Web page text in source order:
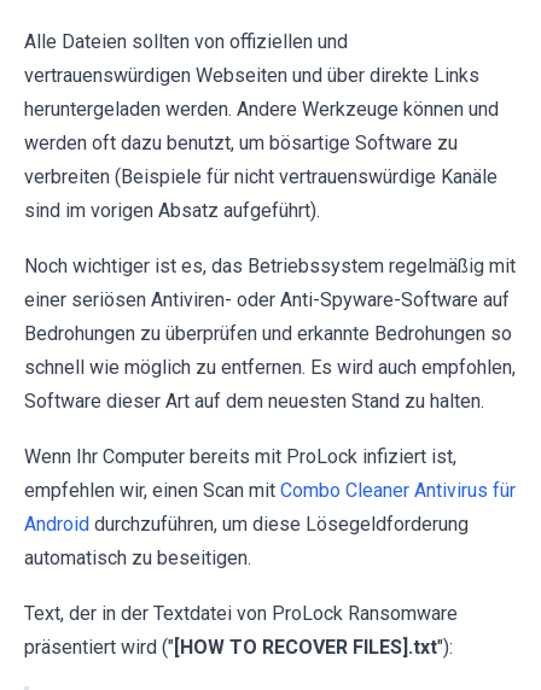
Alle Dateien sollten von offiziellen und
vertrauenswürdigen Webseiten und über direkte Links
heruntergeladen werden. Andere Werkzeuge können und
werden oft dazu benutzt, um bösartige Software zu
verbreiten (Beispiele für nicht vertrauenswürdige Kanäle
sind im vorigen Absatz aufgeführt).
Noch wichtiger ist es, das Betriebssystem regelmäßig mit
einer seriösen Antiviren- oder Anti-Spyware-Software auf
Bedrohungen zu überprüfen und erkannte Bedrohungen so
schnell wie möglich zu entfernen. Es wird auch empfohlen,
Software dieser Art auf dem neuesten Stand zu halten.
Wenn Ihr Computer bereits mit ProLock infiziert ist,
empfehlen wir, einen Scan mit Combo Cleaner Antivirus für
Android durchzuführen, um diese Lösegeldforderung
automatisch zu beseitigen.
Text, der in der Textdatei von ProLock Ransomware
präsentiert wird ("[HOW TO RECOVER FILES].txt"):